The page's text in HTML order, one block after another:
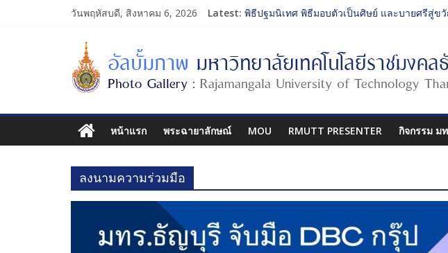
วันพฤหัสบดี, สิงหาคม 6, 2026 Latest: พิธีปฐมนิเทศ พิธีมอบตัวเป็นศิษย์ และบายศรีสู่ข
รับน้องเข้าคณะศิลปกรรมศาสตร์ “โยนลูกรักษ์”
พิธีปฐมนิเทศ พิธีมอบตัวเป็นศิษย์ และบายศรีสู่ข
หน้าแรก พระฉายาลักษณ์ MOU RMUTT PRESENTER กิจกรรม ม
ลงนามความร่วมมือ